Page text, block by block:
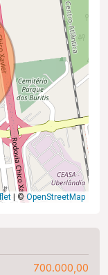
© OpenStreetMap
700.000,00